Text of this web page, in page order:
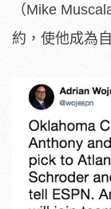
（Mike
約，使他成為